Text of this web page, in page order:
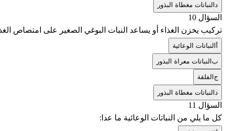
د النباتات مغطاة البذور
السؤال 10
تركيب يخزن الغذاء أو يساعد النبات البوغي الصغير على امتصاص
أ النباتات الوعائية
ب النباتات معراة البذور
ج الفلقة
د النباتات مغطاة البذور
السؤال 11
كل ما يلي من النباتات الوعائية ما عدا: